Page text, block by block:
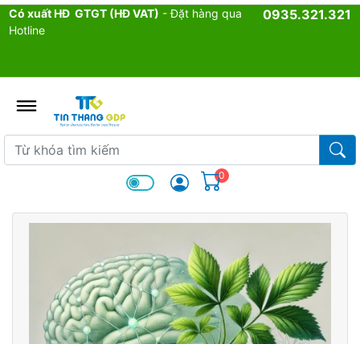
Có xuất HĐ GTGT (HĐ VAT) - Đặt hàng qua
Hotline
0935.321.321
Từ khóa tìm kiếm
Từ
0